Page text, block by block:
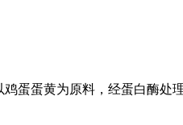
蛋蛋黄为原料，经蛋白酶处